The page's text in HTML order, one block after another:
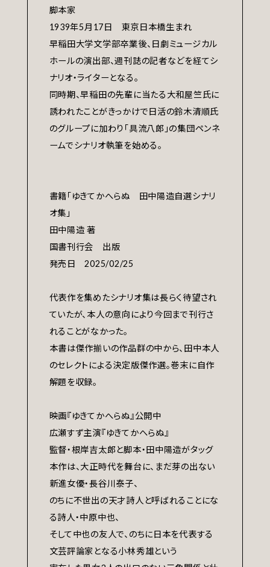
脚本家
1939年5月17日 東京日本橋生まれ
早稲田大学文学部卒業後、日劇ミュージカル
ホールの演出部、週刊誌の記者などを経てシ
ナリオ・ライターとなる。
同時期、早稲田の先輩に当たる大和屋竺氏に
誘われたことがきっかけで日活の鈴木清順氏
のグループに加わり「具流八郎」の集団ペンネ
ームでシナリオ執筆を始める。
書籍｢ゆきてかへらぬ 田中陽造自選シナリ
オ集｣
田中陽造 著
国書刊行会 出版
発売日 2025/02/25
代表作を集めたシナリオ集は長らく待望され
ていたが、本人の意向により今回まで刊行さ
れることがなかった。
本書は傑作揃いの作品群の中から、田中本人
のセレクトによる決定版傑作選。巻末に自作
解題を収録。
映画『ゆきてかへらぬ』公開中
広瀬すず主演『ゆきてかへらぬ』
監督・根岸吉太郎と脚本・田中陽造がタッグ
本作は、大正時代を舞台に、まだ芽の出ない
新進女優・長谷川泰子、
のちに不世出の天才詩人と呼ばれることにな
る詩人・中原中也、
そして中也の友人で、のちに日本を代表する
文芸評論家となる小林秀雄という